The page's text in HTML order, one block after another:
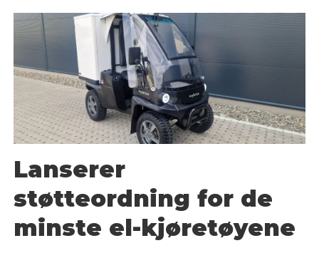
Lanserer
støtteordning for de
minste el-kjøretøyene